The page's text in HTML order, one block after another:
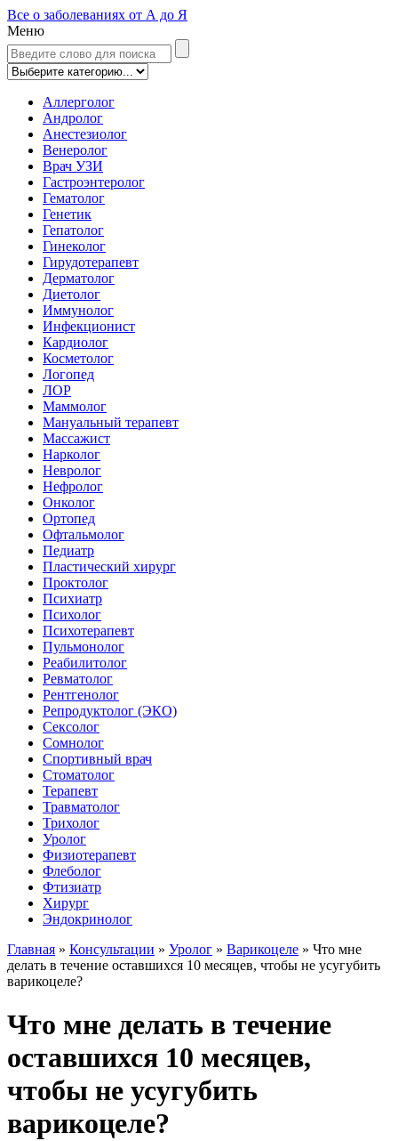
Все о заболеваниях от А до Я
Меню
Аллерголог
Андролог
Анестезиолог
Венеролог
Врач УЗИ
Гастроэнтеролог
Гематолог
Генетик
Гепатолог
Гинеколог
Гирудотерапевт
Дерматолог
Диетолог
Иммунолог
Инфекционист
Кардиолог
Косметолог
Логопед
ЛОР
Маммолог
Мануальный терапевт
Массажист
Нарколог
Невролог
Нефролог
Онколог
Ортопед
Офтальмолог
Педиатр
Пластический хирург
Проктолог
Психиатр
Психолог
Психотерапевт
Пульмонолог
Реабилитолог
Ревматолог
Рентгенолог
Репродуктолог (ЭКО)
Сексолог
Сомнолог
Спортивный врач
Стоматолог
Терапевт
Травматолог
Трихолог
Уролог
Физиотерапевт
Флеболог
Фтизиатр
Хирург
Эндокринолог
Главная » Консультации » Уролог » Варикоцеле » Что мне
делать в течение оставшихся 10 месяцев, чтобы не усугубить
варикоцеле?
Что мне делать в течение
оставшихся 10 месяцев,
чтобы не усугубить
варикоцеле?